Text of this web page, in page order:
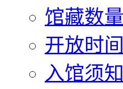
馆藏数量
开放时间
入馆须知